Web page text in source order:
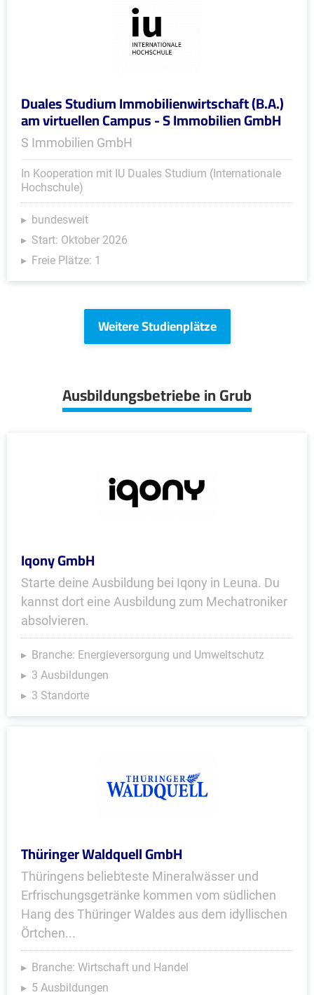
Duales Studium Immobilienwirtschaft (B.A.)
am virtuellen Campus - S Immobilien GmbH
S Immobilien GmbH
In Kooperation mit IU Duales Studium (Internationale
Hochschule)
bundesweit
Start: Oktober 2026
Freie Plätze: 1
Weitere Studienplätze
Ausbildungsbetriebe in Grub
Iqony GmbH
Starte deine Ausbildung bei Iqony in Leuna. Du
kannst dort eine Ausbildung zum Mechatroniker
absolvieren.
Branche: Energieversorgung und Umweltschutz
3 Ausbildungen
3 Standorte
Thüringer Waldquell GmbH
Thüringens beliebteste Mineralwässer und
Erfrischungsgetränke kommen vom südlichen
Hang des Thüringer Waldes aus dem idyllischen
Örtchen...
Branche: Wirtschaft und Handel
5 Ausbildungen